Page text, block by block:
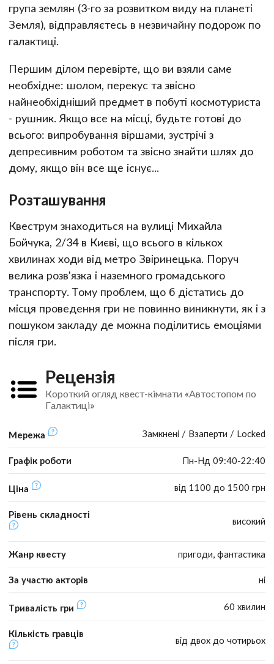
група землян (3-го за розвитком виду на планеті
Земля), відправляєтесь в незвичайну подорож по
галактиці.
Першим ділом перевірте, що ви взяли саме
необхідне: шолом, перекус та звісно
найнеобхідніший предмет в побуті космотуриста
- рушник. Якщо все на місці, будьте готові до
всього: випробування віршами, зустрічі з
депресивним роботом та звісно знайти шлях до
дому, якщо він все ще існує...
Розташування
Квеструм знаходиться на вулиці Михайла
Бойчука, 2/34 в Києві, що всього в кількох
хвилинах ходи від метро Звіринецька. Поруч
велика розв'язка і наземного громадського
транспорту. Тому проблем, що б дістатись до
місця проведення гри не повинно виникнути, як і з
пошуком закладу де можна поділитись емоціями
після гри.
Рецензія
Короткий огляд квест-кімнати «Автостопом по
Галактиці»
Мережа Замкнені / Взаперти / Locked
Графік роботи Пн-Нд 09:40-22:40
Ціна від 1100 до 1500 грн
Рівень складності
високий
Жанр квесту пригоди, фантастика
За участю акторів ні
Тривалість гри 60 хвилин
Кількість гравців
від двох до чотирьох